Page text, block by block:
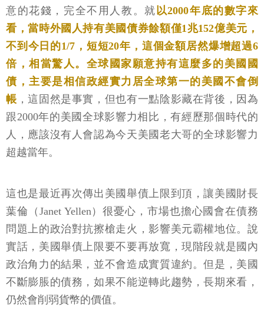
意的花錢，完全不用人教。就以2000年底的數字來
看，當時外國人持有美國債券餘額僅1兆152億美元，
不到今日的1/7，短短20年，這個金額居然爆增超過6
倍，相當驚人。全球國家願意持有這麼多的美國國
債，主要是相信政經實力居全球第一的美國不會倒
帳 ，這固然是事實，但也有一點陰影藏在背後，因為
跟2000年的美國全球影響力相比，有經歷那個時代的
人，應該沒有人會認為今天美國老大哥的全球影響力
超越當年。
這也是最近再次傳出美國舉債上限到頂，讓美國財長
葉倫（Janet Yellen）很憂心，市場也擔心國會在債務
問題上的政治對抗擦槍走火，影響美元霸權地位。說
實話，美國舉債上限要不要再放寬，現階段就是國內
政治角力的結果，並不會造成實質違約。但是，美國
不斷膨脹的債務，如果不能逆轉此趨勢，長期來看，
仍然會削弱貨幣的價值。